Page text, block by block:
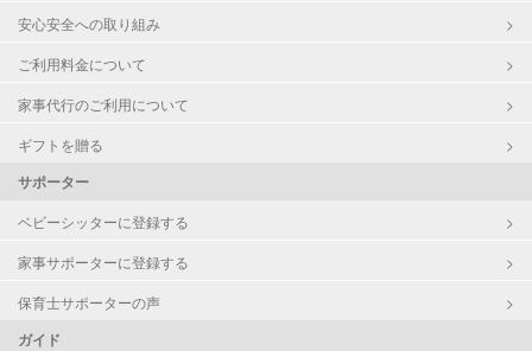
安心安全への取り組み
ご利用料金について
家事代行のご利用について
ギフトを贈る
サポーター
ベビーシッターに登録する
家事サポーターに登録する
保育士サポーターの声
ガイド